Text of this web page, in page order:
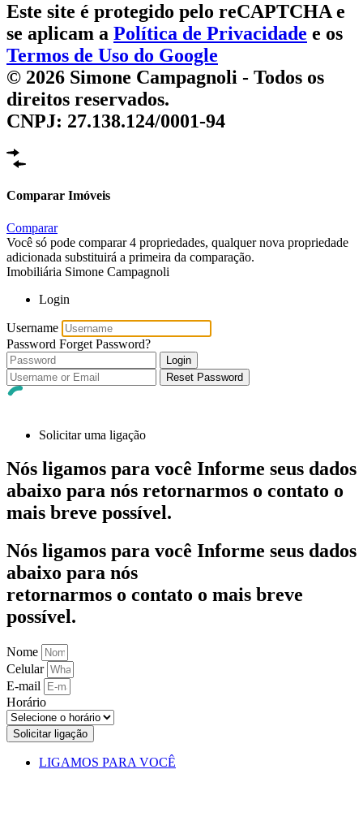
Este site é protegido pelo reCAPTCHA e
se aplicam a Política de Privacidade e os
Termos de Uso do Google
© 2026 Simone Campagnoli - Todos os
direitos reservados.
CNPJ: 27.138.124/0001-94
Comparar Imóveis
Comparar
Você só pode comparar 4 propriedades, qualquer nova propriedade
adicionada substituirá a primeira da comparação.
Imobiliária Simone Campagnoli
Login
Username
Password Forget Password?
Login
Reset Password
Solicitar uma ligação
Nós ligamos para você Informe seus dados
abaixo para nós retornarmos o contato o
mais breve possível.
Nós ligamos para você Informe seus dados
abaixo para nós
retornarmos o contato o mais breve
possível.
Nome
Celular
E-mail
Horário
Solicitar ligação
LIGAMOS PARA VOCÊ